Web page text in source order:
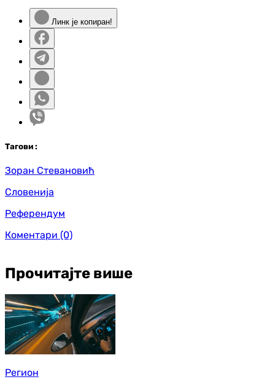
Линк је копиран!
Тагови :
Зоран Стевановић
Словенија
Референдум
Коментари (0)
Прочитајте више
Регион